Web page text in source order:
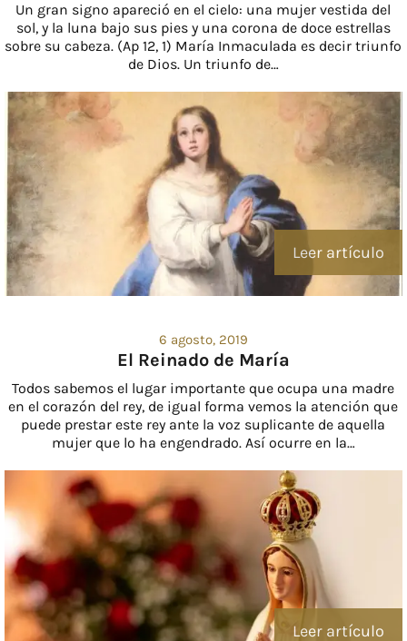
Un gran signo apareció en el cielo: una mujer vestida del
sol, y la luna bajo sus pies y una corona de doce estrellas
sobre su cabeza. (Ap 12, 1) María Inmaculada es decir triunfo
de Dios. Un triunfo de…
Leer artículo
6 agosto, 2019
El Reinado de María
Todos sabemos el lugar importante que ocupa una madre
en el corazón del rey, de igual forma vemos la atención que
puede prestar este rey ante la voz suplicante de aquella
mujer que lo ha engendrado. Así ocurre en la…
Leer artículo